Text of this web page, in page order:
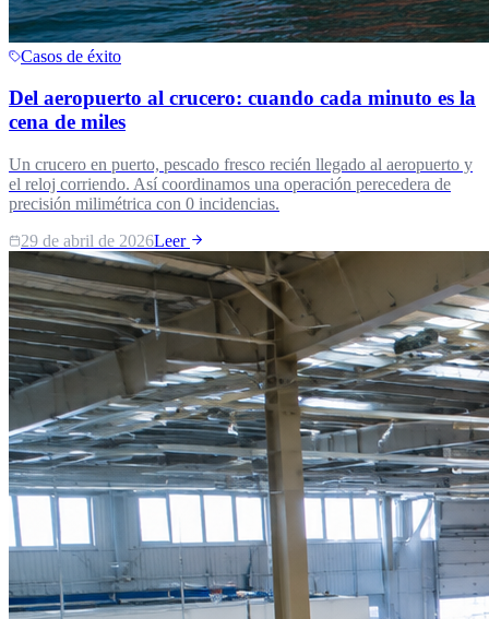
Casos de éxito
Del aeropuerto al crucero: cuando cada minuto es la
cena de miles
Un crucero en puerto, pescado fresco recién llegado al aeropuerto y
el reloj corriendo. Así coordinamos una operación perecedera de
precisión milimétrica con 0 incidencias.
29 de abril de 2026Leer